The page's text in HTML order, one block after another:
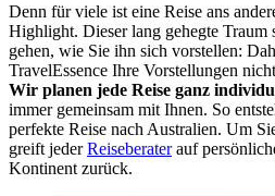
Denn für viele ist eine Reise ans
Highlight. Dieser lang gehegte
gehen, wie Sie ihn sich vorstellen:
TravelEssence Ihre Vorstellungen
Wir planen jede Reise ganz
immer gemeinsam mit Ihnen. So
perfekte Reise nach Australien. Um
greift jederReiseberaterauf
Kontinent zurück.